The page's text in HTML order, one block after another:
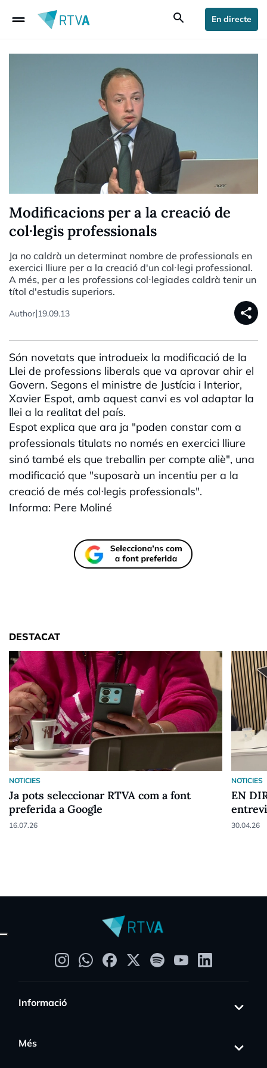
drag_handle search En directe
Modificacions per a la creació de
col·legis professionals
Ja no caldrà un determinat nombre de professionals en
exercici lliure per a la creació d'un col·legi professional.
A més, per a les professions col·legiades caldrà tenir un
títol d'estudis superiors.
Author|19.09.13 share
Són novetats que introdueix la modificació de la
Llei de professions liberals que va aprovar ahir el
Govern. Segons el ministre de Justícia i Interior,
Xavier Espot, amb aquest canvi es vol adaptar la
llei a la realitat del país.
Espot explica que ara ja "poden constar com a
professionals titulats no només en exercici lliure
sinó també els que treballin per compte aliè", una
modificació que "suposarà un incentiu per a la
creació de més col·legis professionals".
Informa: Pere Moliné
DESTACAT
NOTICIES
Ja pots seleccionar RTVA com a font
preferida a Google
16.07.26
NOTICIES
EN
30.04.26
Informació
Més